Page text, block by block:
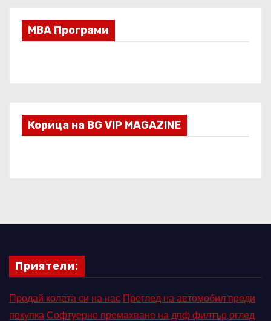
МВА Програми
Корица на BG VIP MAGAZINE
Приятели:
Продай колата си на нас Преглед на автомобил преди
покупкаСофтуерно премахване на дпф филтъроглед